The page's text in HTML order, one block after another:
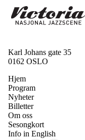
Karl Johans gate 35
0162 OSLO
Hjem
Program
Nyheter
Billetter
Om oss
Sesongkort
Info in English